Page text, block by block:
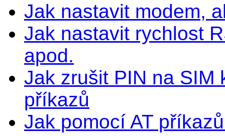
Jak nastavit modem,
Jak nastavit rychlost
apod.
Jak zrušit PIN na SIM
příkazů
Jak pomocí AT